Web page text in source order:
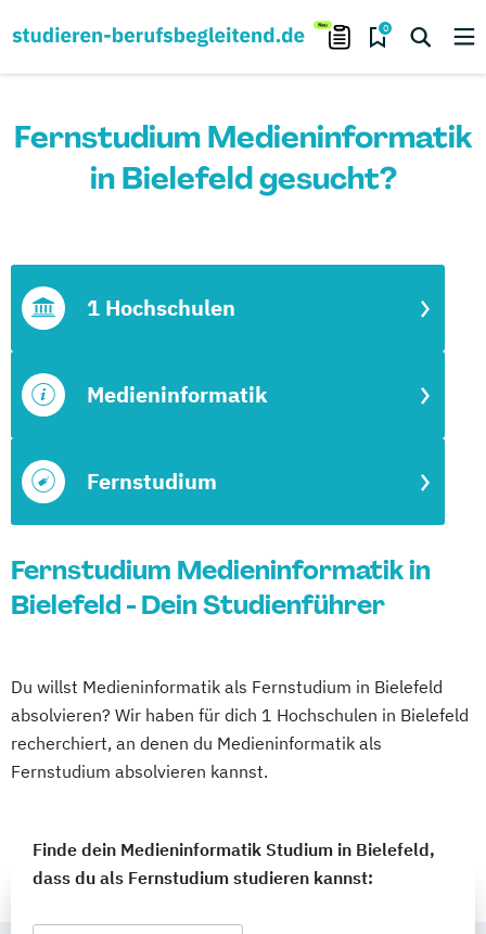
0
Fernstudium Medieninformatik
in Bielefeld gesucht?
Fernstudium
Medieninformatik
1 Hochschulen
Fernstudium Medieninformatik in
Bielefeld - Dein Studienführer
Du willst Medieninformatik als Fernstudium in Bielefeld
absolvieren? Wir haben für dich 1 Hochschulen in Bielefeld
recherchiert, an denen du Medieninformatik als
Fernstudium absolvieren kannst.
Finde dein Medieninformatik Studium in Bielefeld,
dass du als Fernstudium studieren kannst: